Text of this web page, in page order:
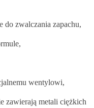
do zwalczania zapachu,
wentylowi,
zawierają metali ciężkich